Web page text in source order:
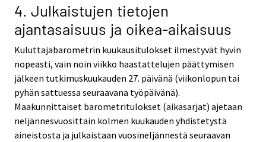
4. Julkaistujen tietojen
ajantasaisuus ja oikea-aikaisuus
Kuluttajabarometrin kuukausitulokset ilmestyvät hyvin
nopeasti, vain noin viikko haastattelujen päättymisen
jälkeen tutkimuskuukauden 27. päivänä (viikonlopun tai
pyhän sattuessa seuraavana työpäivänä).
Maakunnittaiset barometritulokset (aikasarjat) ajetaan
neljännesvuosittain kolmen kuukauden yhdistetystä
aineistosta ja julkaistaan vuosineljännestä seuraavan